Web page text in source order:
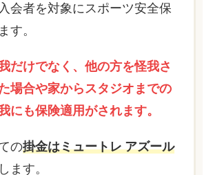
会者を対象にスポーツ安全保
す。
だけでなく、他の方を怪我さ
場合や家からスタジオまでの
にも保険適用がされます。
の掛金はミュートレ アズール
します。